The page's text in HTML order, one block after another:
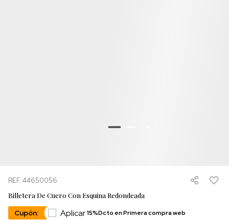
REF. 44650056
Billetera De Cuero Con Esquina Redondeada
Cupón: Aplicar15%Dcto en Primera compra web